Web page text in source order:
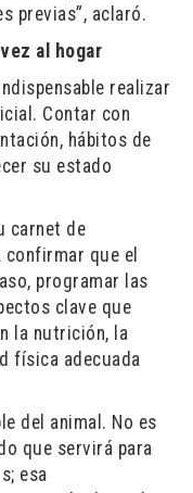
previas”, aclaró.
al hogar
realizar
Contar con
hábitos de
su estado
carnet de
que el
programar las
clave que
la nutrición, la
física adecuada
del animal. No es
que servirá para
esa